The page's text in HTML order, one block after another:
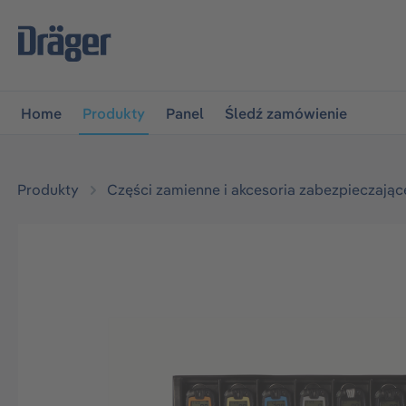
do głównej nawigacji
Home Produkty Panel Śledź zamówienie
Produkty Części zamienne i akcesoria